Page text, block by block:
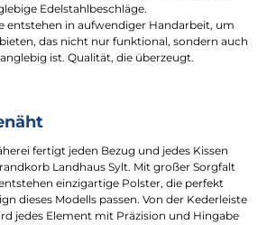
Edelstahlbeschläge.
entstehen in aufwendiger Handarbeit, um
das nicht nur funktional, sondern auch
ist. Qualität, die überzeugt.
fertigt jeden Bezug und jedes Kissen
Landhaus Sylt. Mit großer Sorgfalt
einzigartige Polster, die perfekt
dieses Modells passen. Von der Kederleiste
jedes Element mit Präzision und Hingabe